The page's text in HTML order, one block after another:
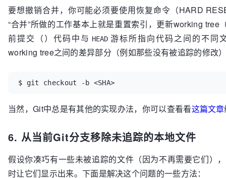
要想撤销合并，你可能必须要使用恢复命令（HARD
“合并”所做的工作基本上就是重置索引，更新working tree
前提交（）代码中与 HEAD 游标所指向代码之间的不同
working tree之间的差异部分（例如那些没有被追踪的修改
$ git checkout -b <SHA>
当然，Git中总是有其他的实现办法，你可以查看看这篇文章
6. 从当前Git分支移除未追踪的本地文件
假设你凑巧有一些未被追踪的文件（因为不再需要它们）
时让它们显示出来。下面是解决这个问题的一些方法：